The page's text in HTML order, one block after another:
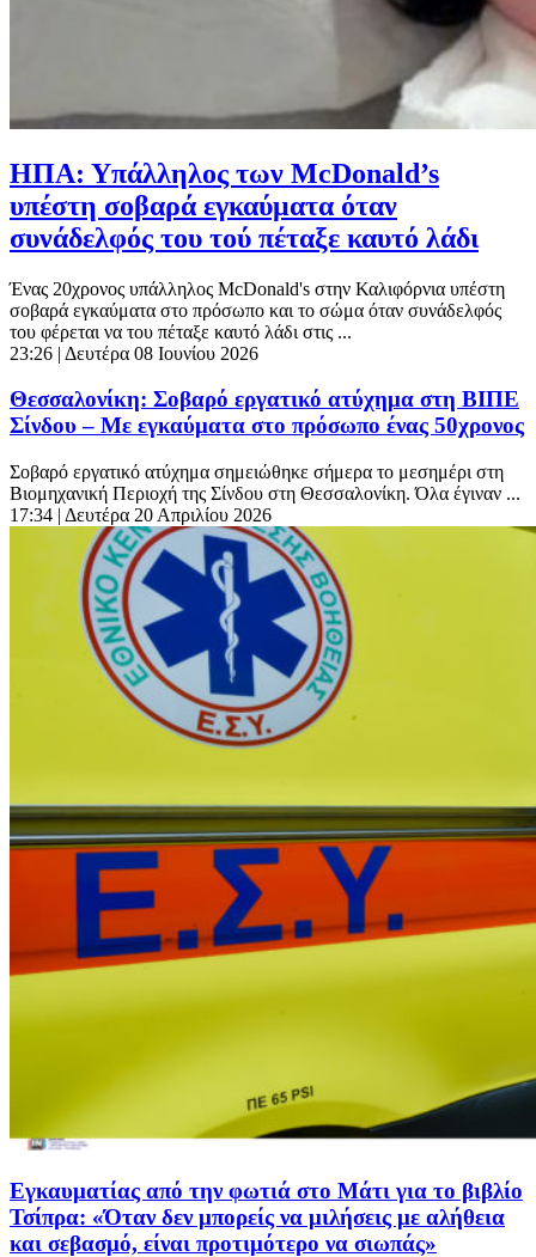
ΗΠΑ: Υπάλληλος των McDonald’s
υπέστη σοβαρά εγκαύματα όταν
συνάδελφός του τού πέταξε καυτό λάδι
Ένας 20χρονος υπάλληλος McDonald's στην Καλιφόρνια υπέστη
σοβαρά εγκαύματα στο πρόσωπο και το σώμα όταν συνάδελφός
του φέρεται να του πέταξε καυτό λάδι στις ...
23:26 | Δευτέρα 08 Ιουνίου 2026
Θεσσαλονίκη: Σοβαρό εργατικό ατύχημα στη ΒΙΠΕ
Σίνδου – Με εγκαύματα στο πρόσωπο ένας 50χρονος
Σοβαρό εργατικό ατύχημα σημειώθηκε σήμερα το μεσημέρι στη
Βιομηχανική Περιοχή της Σίνδου στη Θεσσαλονίκη. Όλα έγιναν ...
17:34 | Δευτέρα 20 Απριλίου 2026
Εγκαυματίας από την φωτιά στο Μάτι για το βιβλίο
Τσίπρα: «Όταν δεν μπορείς να μιλήσεις με αλήθεια
και σεβασμό, είναι προτιμότερο να σιωπάς»